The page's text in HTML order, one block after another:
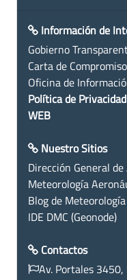
Información de
Gobierno
Carta de Compromiso
Oficina de
Política de
WEB
Nuestro Sitios
Dirección General
Meteorología
Blog de Meteorología
IDE DMC (Geonode)
Contactos
Av. Portales